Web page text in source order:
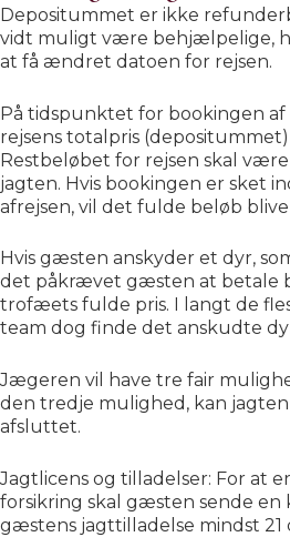
Depositummet er ikke
vidt muligt være behjælpelige,
at få ændret datoen for rejsen.
På tidspunktet for bookingen af
rejsens totalpris
Restbeløbet for rejsen skal
jagten. Hvis bookingen er sket
afrejsen, vil det fulde beløb
Hvis gæsten anskyder et dyr,
det påkrævet gæsten at betale
trofæets fulde pris. I langt de
team dog finde det anskudte
Jægeren vil have tre fair
den tredje mulighed, kan
afsluttet.
Jagtlicens og tilladelser: For at
forsikring skal gæsten sende en
gæstens jagttilladelse mindst 21